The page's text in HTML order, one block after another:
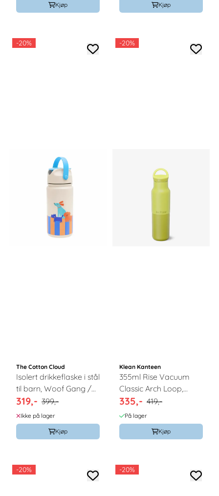
Kjøp Kjøp
-20%
The Cotton Cloud
Isolert drikkeflaske i stål
til barn, Woof Gang /
The Cotton Cloud
319,- 399,-
Ikke på lager
Kjøp
-20%
Klean Kanteen
355ml Rise Vacuum
Classic Arch Loop,
Acacia / Klean
Kanteen
335,- 419,-
På lager
Kjøp
-20% -20%